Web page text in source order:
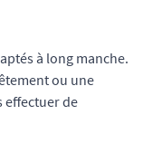
à long manche.
ou une
effectuer de